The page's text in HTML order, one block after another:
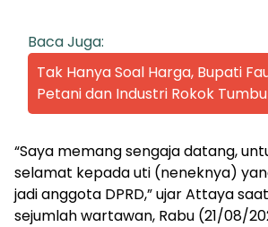
Baca Juga:
Tak Hanya Soal Harga, Bupati
Petani dan Industri Rokok
“Saya memang sengaja datang,
selamat kepada uti (neneknya)
jadi anggota DPRD,” ujar Attaya
sejumlah wartawan, Rabu (21/08/